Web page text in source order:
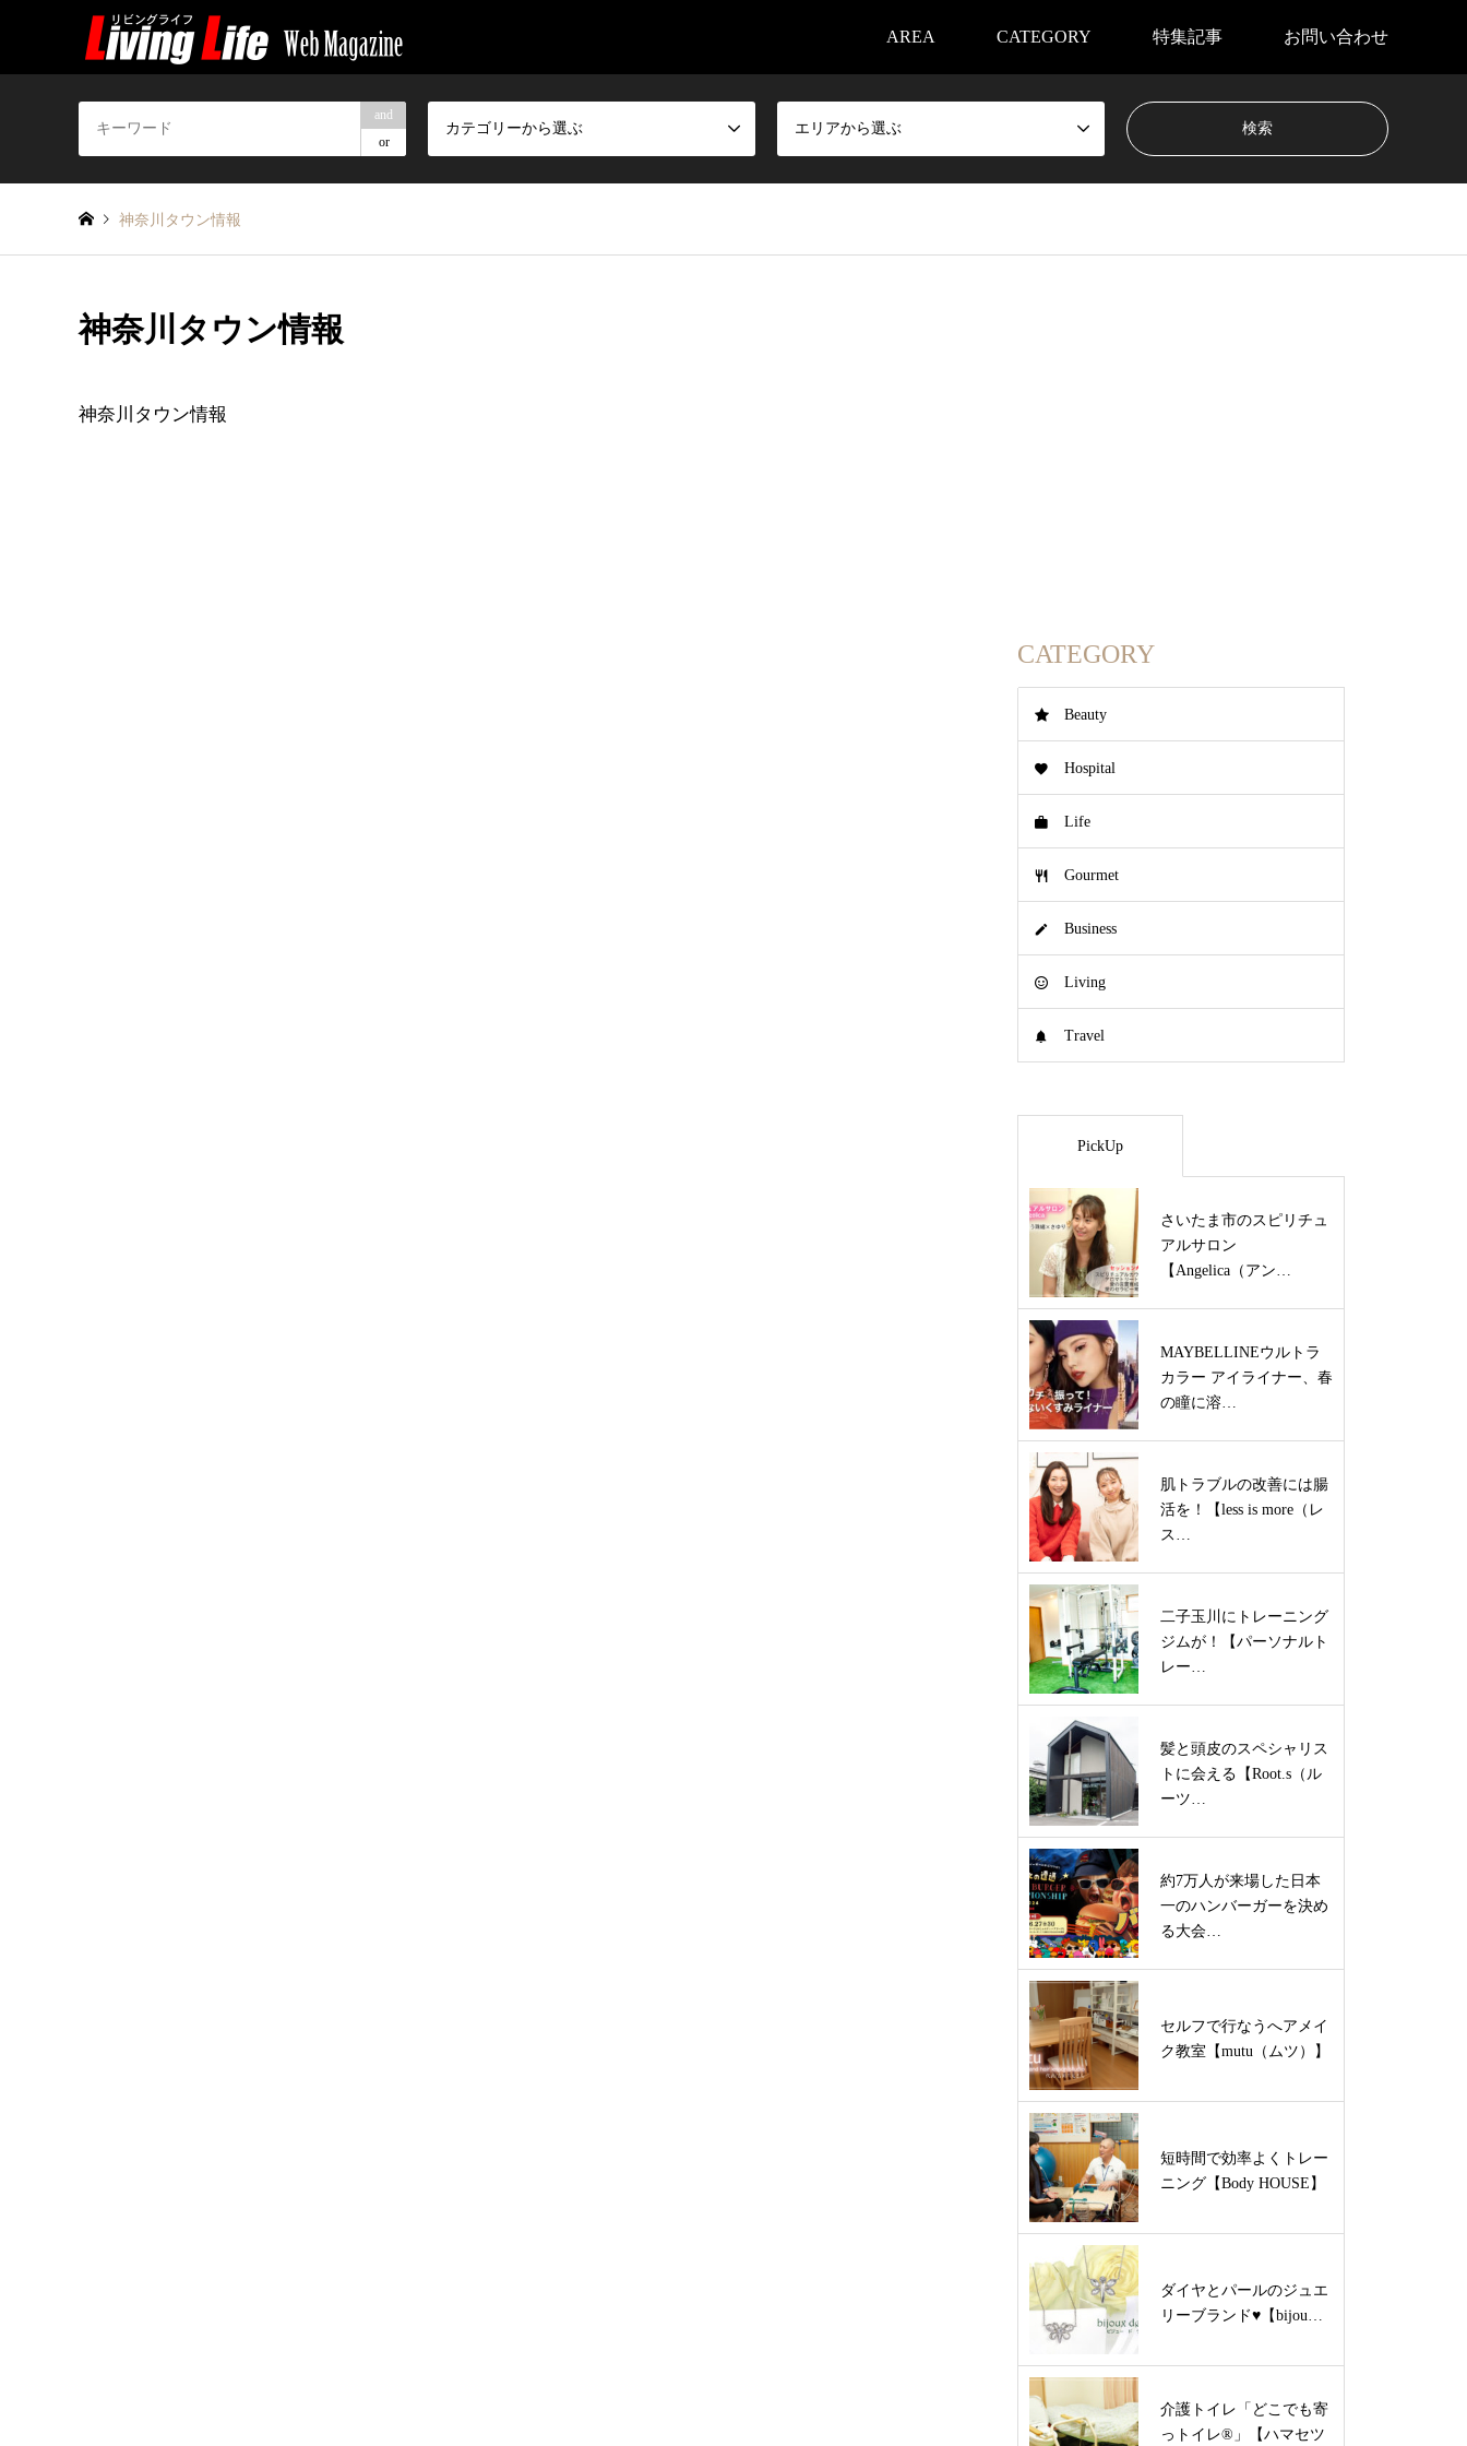
AREA CATEGORY 特集記事 お問い合わせ
and
or
カテゴリーから選ぶ エリアから選ぶ
神奈川タウン情報
神奈川タウン情報
神奈川タウン情報
CATEGORY
Beauty
Hospital
Life
Gourmet
Business
Living
Travel
PickUp
さいたま市のスピリチュ
アルサロン
【Angelica（アン…
MAYBELLINEウルトラ
カラー アイライナー、春
の瞳に溶…
肌トラブルの改善には腸
活を！【less is more（レ
ス…
二子玉川にトレーニング
ジムが！【パーソナルト
レー…
髪と頭皮のスペシャリス
トに会える【Root.s（ル
ーツ…
約7万人が来場した日本
一のハンバーガーを決め
る大会…
セルフで行なうへアメイ
ク教室【mutu（ムツ）】
短時間で効率よくトレー
ニング【Body HOUSE】
ダイヤとパールのジュエ
リーブランド♥【bijou…
介護トイレ「どこでも寄
っトイレ®」【ハマセツ